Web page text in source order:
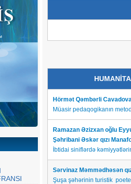
Hörmət Qəmbərli
Müasir pedaqogikanın
Ramazan Əzizxan oğlu
Şəhribani Əskər qızı
İbtidai siniflərdə
Sərvinaz Məmmədhəsən
Şuşa şəhərinin turistik